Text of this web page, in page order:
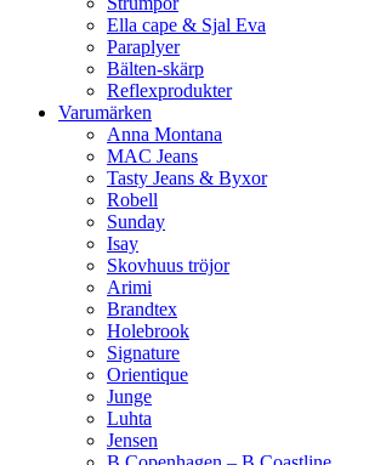
Ella cape & Sjal Eva
Paraplyer
Bälten-skärp
Reflexprodukter
Varumärken
Anna Montana
MAC Jeans
Tasty Jeans & Byxor
Robell
Sunday
Isay
Skovhuus tröjor
Arimi
Brandtex
Holebrook
Signature
Orientique
Junge
Luhta
Jensen